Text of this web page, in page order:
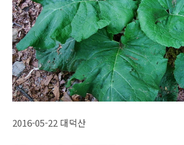
2016-05-22 대덕산